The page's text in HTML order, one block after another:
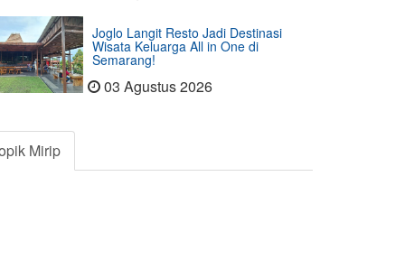
Joglo Langit Resto Jadi Destinasi
Wisata Keluarga All in One di
Semarang!
03 Agustus 2026
Mirip